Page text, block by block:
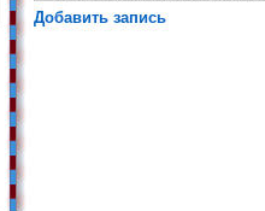
Добавить запись